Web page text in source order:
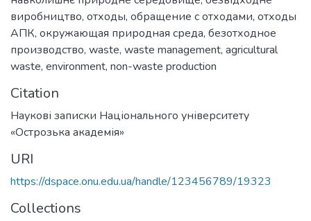
виробництво, отходы, обращение с отходами, отходы
АПК, окружающая природная среда, безотходное
производство, waste, waste management, agricultural
waste, environment, non-waste production
Citation
Наукові записки Національного університету
«Острозька академія»
URI
https://dspace.onu.edu.ua/handle/123456789/19323
Collections